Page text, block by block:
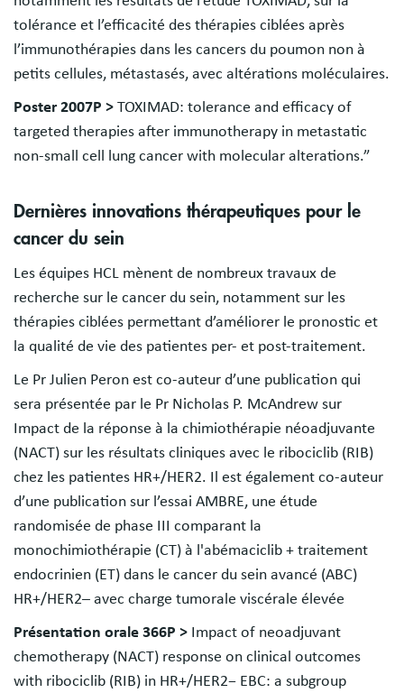
tolérance et l’efficacité des thérapies ciblées après
l’immunothérapies dans les cancers du poumon non à
petits cellules, métastasés, avec altérations moléculaires.
Poster 2007P > TOXIMAD: tolerance and efficacy of
targeted therapies after immunotherapy in metastatic
non-small cell lung cancer with molecular alterations.”
Dernières innovations thérapeutiques pour le
cancer du sein
Les équipes HCL mènent de nombreux travaux de
recherche sur le cancer du sein, notamment sur les
thérapies ciblées permettant d’améliorer le pronostic et
la qualité de vie des patientes per- et post-traitement.
Le Pr Julien Peron est co-auteur d’une publication qui
sera présentée par le Pr Nicholas P. McAndrew sur
Impact de la réponse à la chimiothérapie néoadjuvante
(NACT) sur les résultats cliniques avec le ribociclib (RIB)
chez les patientes HR+/HER2. Il est également co-auteur
d’une publication sur l’essai AMBRE, une étude
randomisée de phase III comparant la
monochimiothérapie (CT) à l'abémaciclib + traitement
endocrinien (ET) dans le cancer du sein avancé (ABC)
HR+/HER2– avec charge tumorale viscérale élevée
Présentation orale 366P > Impact of neoadjuvant
chemotherapy (NACT) response on clinical outcomes
with ribociclib (RIB) in HR+/HER2− EBC: a subgroup